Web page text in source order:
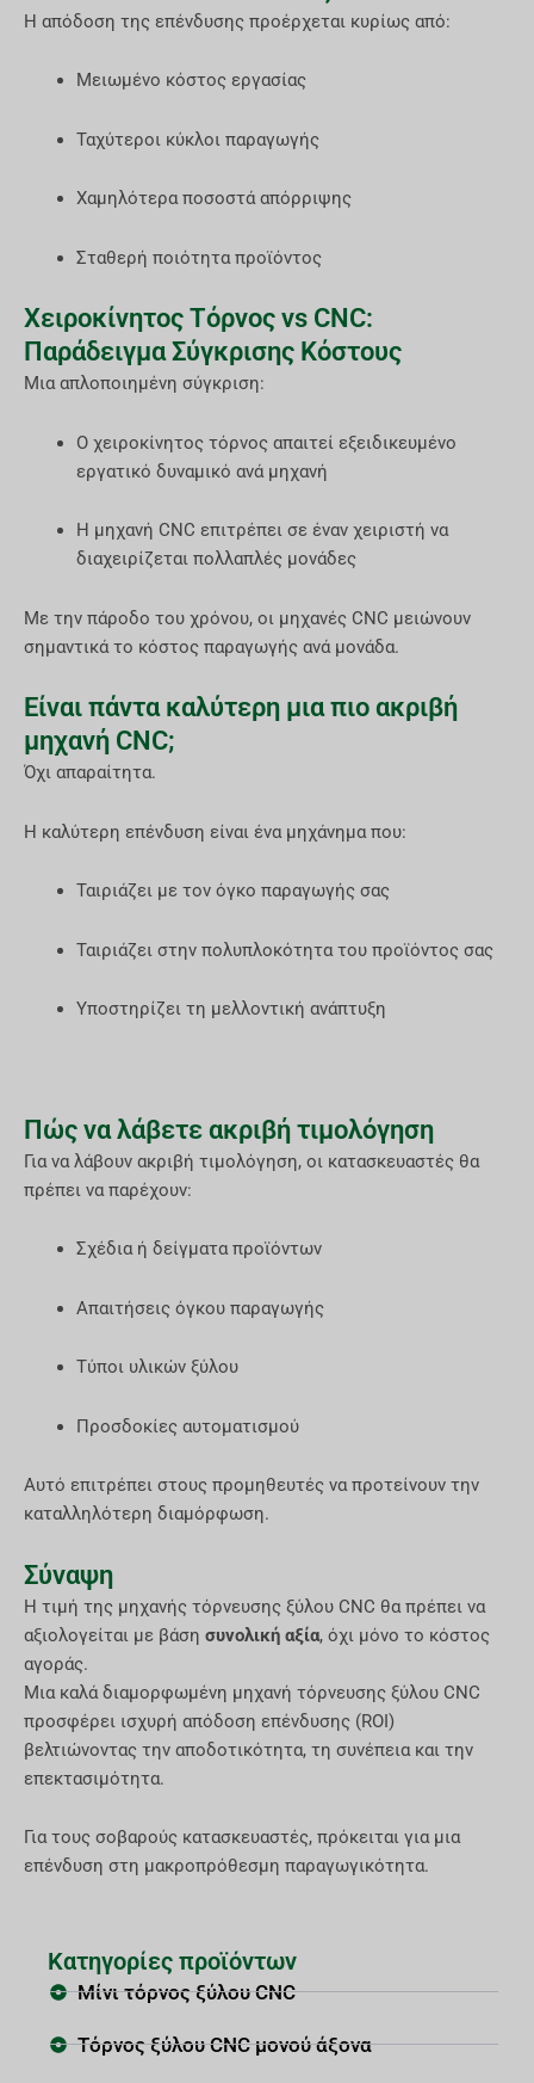
Η απόδοση της επένδυσης προέρχεται κυρίως από:
Μειωμένο κόστος εργασίας
Ταχύτεροι κύκλοι παραγωγής
Χαμηλότερα ποσοστά απόρριψης
Σταθερή ποιότητα προϊόντος
Χειροκίνητος Τόρνος vs CNC:
Παράδειγμα Σύγκρισης Κόστους
Μια απλοποιημένη σύγκριση:
Ο χειροκίνητος τόρνος απαιτεί εξειδικευμένο
εργατικό δυναμικό ανά μηχανή
Η μηχανή CNC επιτρέπει σε έναν χειριστή να
διαχειρίζεται πολλαπλές μονάδες
Με την πάροδο του χρόνου, οι μηχανές CNC μειώνουν
σημαντικά το κόστος παραγωγής ανά μονάδα.
Είναι πάντα καλύτερη μια πιο ακριβή
μηχανή CNC;
Όχι απαραίτητα.
Η καλύτερη επένδυση είναι ένα μηχάνημα που:
Ταιριάζει με τον όγκο παραγωγής σας
Ταιριάζει στην πολυπλοκότητα του προϊόντος σας
Υποστηρίζει τη μελλοντική ανάπτυξη
Πώς να λάβετε ακριβή τιμολόγηση
Για να λάβουν ακριβή τιμολόγηση, οι κατασκευαστές θα
πρέπει να παρέχουν:
Σχέδια ή δείγματα προϊόντων
Απαιτήσεις όγκου παραγωγής
Τύποι υλικών ξύλου
Προσδοκίες αυτοματισμού
Αυτό επιτρέπει στους προμηθευτές να προτείνουν την
καταλληλότερη διαμόρφωση.
Σύναψη
Η τιμή της μηχανής τόρνευσης ξύλου CNC θα πρέπει να
αξιολογείται με βάση συνολική αξία, όχι μόνο το κόστος
αγοράς.
Μια καλά διαμορφωμένη μηχανή τόρνευσης ξύλου CNC
προσφέρει ισχυρή απόδοση επένδυσης (ROI)
βελτιώνοντας την αποδοτικότητα, τη συνέπεια και την
επεκτασιμότητα.
Για τους σοβαρούς κατασκευαστές, πρόκειται για μια
επένδυση στη μακροπρόθεσμη παραγωγικότητα.
Κατηγορίες προϊόντων
Μίνι τόρνος ξύλου CNC
Τόρνος ξύλου CNC μονού άξονα